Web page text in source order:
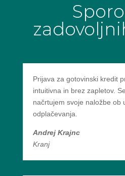
Prijava za gotovinski kredit
intuitivna in brez zapletov.
načrtujem svoje naložbe ob
odplačevanja.
Andrej Krajnc
Kranj